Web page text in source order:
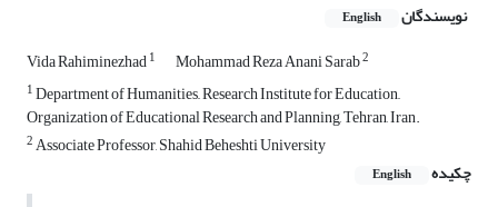
نویسندگان English
Vida Rahiminezhad1 Mohammad Reza Anani Sarab2
1Department of Humanities,, Research Institute for Education,,
Organization of Educational Research and Planning, Tehran, Iran.
2Associate Professor, Shahid Beheshti University
چکیده
English